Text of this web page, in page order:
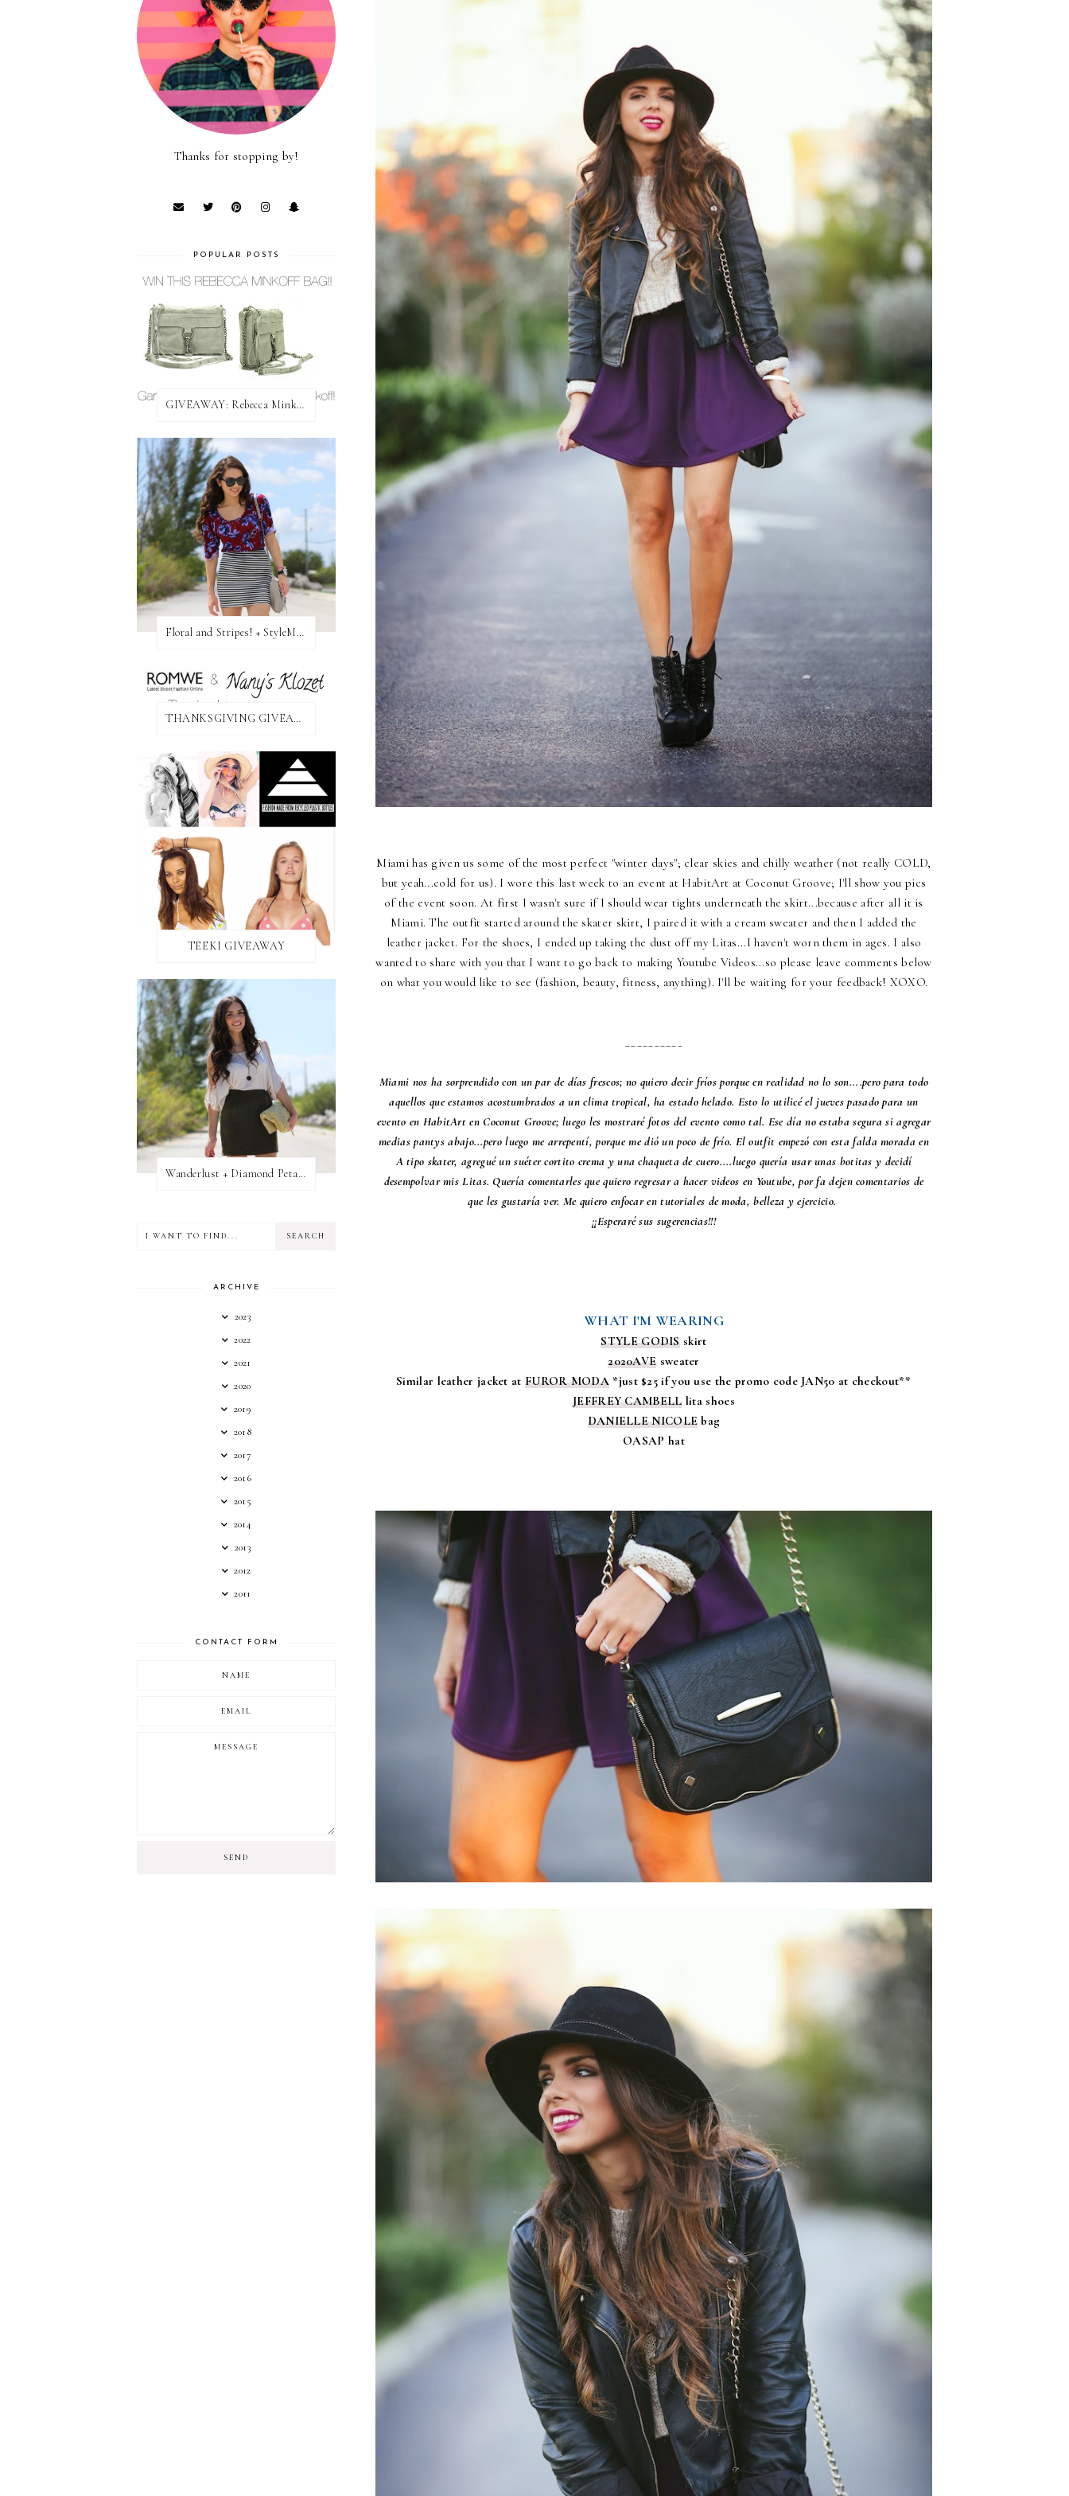
Miami has given us some of the most perfect "winter days"; clear skies and chilly weather (not really COLD,
but yeah...cold for us). I wore this last week to an event at HabitArt at Coconut Groove; I'll show you pics
of the event soon. At first I wasn't sure if I should wear tights underneath the skirt...because after all it is
Miami. The outfit started around the skater skirt, I paired it with a cream sweater and then I added the
leather jacket. For the shoes, I ended up taking the dust off my Litas...I haven't worn them in ages. I also
wanted to share with you that I want to go back to making Youtube Videos...so please leave comments below
on what you would like to see (fashion, beauty, fitness, anything). I'll be waiting for your feedback! XOXO.
Miami nos ha sorprendido con un par de días frescos; no quiero decir fríos porque en realidad no lo son....pero para todo
aquellos que estamos acostumbrados a un clima tropical, ha estado helado. Esto lo utilicé el jueves pasado para un
evento en HabitArt en Coconut Groove; luego les mostraré fotos del evento como tal. Ese día no estaba segura si agregar
medias pantys abajo...pero luego me arrepentí, porque me dió un poco de frío. El outfit empezó con esta falda morada en
A tipo skater, agregué un suéter cortito crema y una chaqueta de cuero....luego quería usar unas botitas y decidí
desempolvar mis Litas. Quería comentarles que quiero regresar a hacer videos en Youtube, por fa dejen comentarios de
que les gustaría ver. Me quiero enfocar en tutoriales de moda, belleza y ejercicio.
¡¡Esperaré sus sugerencias!!!
WHAT I'M WEARING
STYLE GODISskirt
2020AVE sweater
Similar leather jacket at FUROR MODA *just $25 if you use the promo code JAN50 at checkout**
JEFFREY CAMBELLlita shoes
DANIELLE NICOLE bag
OASAP hat
Thanks for stopping by!
POPULAR POSTS
GIVEAWAY: Rebecca Minkoff Bag!
Floral and Stripes! + StyleMint GIVEAWAY!
THANKSGIVING GIVEAWAY!
TEEKI GIVEAWAY
Wanderlust + Diamond Petal Giveaway
ARCHIVE
2023
2022
2021
2020
2019
2018
2017
2016
2015
2014
2013
2012
2011
CONTACT FORM